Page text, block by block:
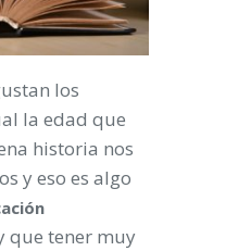
los
la edad que
historia nos
y eso es algo
que tener muy